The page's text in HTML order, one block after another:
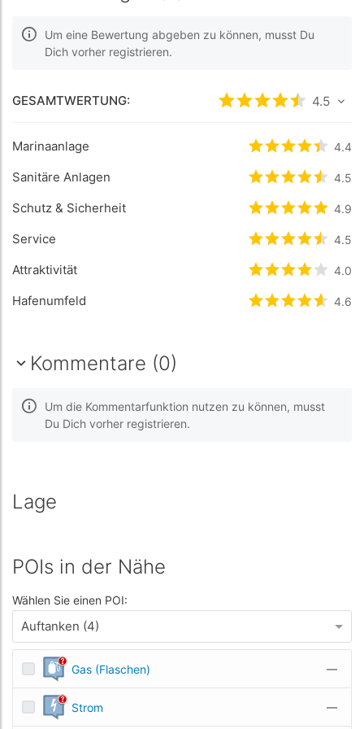
Um eine Bewertung abgeben zu können, musst Du
Dich vorher registrieren.
GESAMTWERTUNG: bewertet4.5/5
4.5
Marinaanlage bewertet4.4/
4.4
Sanitäre Anlagen bewertet4.5/
4.5
Schutz & Sicherheit bewertet4.9/
4.9
Service bewertet4.5/
4.5
Attraktivität bewertet4 /5
4.0
Hafenumfeld bewertet4.6/
4.6
Kommentare (0)
Um die Kommentarfunktion nutzen zu können, musst
Du Dich vorher registrieren.
Lage
POIs in der Nähe
Wählen Sie einen POI:
Auftanken (4)
Gas (Flaschen) —
Strom —